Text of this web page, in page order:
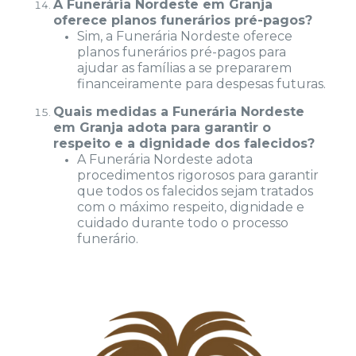
A Funerária Nordeste em Granja
oferece planos funerários pré-pagos?
Sim, a Funerária Nordeste oferece
planos funerários pré-pagos para
ajudar as famílias a se prepararem
financeiramente para despesas futuras.
Quais medidas a Funerária Nordeste
em Granja adota para garantir o
respeito e a dignidade dos falecidos?
A Funerária Nordeste adota
procedimentos rigorosos para garantir
que todos os falecidos sejam tratados
com o máximo respeito, dignidade e
cuidado durante todo o processo
funerário.